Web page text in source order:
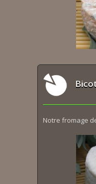
Notre fromage